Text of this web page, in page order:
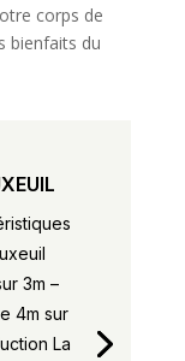
corps de
bienfaits du
3m –
4m sur
La